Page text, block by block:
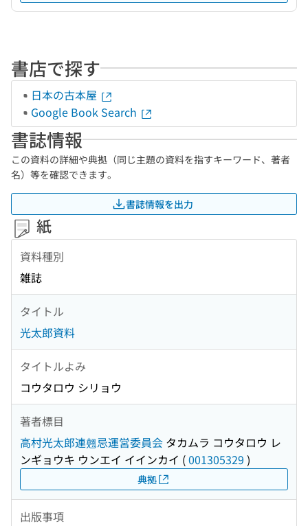
書店で探す
日本の古本屋
Google Book Search
書誌情報
この資料の詳細や典拠（同じ主題の資料を指すキーワード、著者
名）等を確認できます。
書誌情報を出力
紙
資料種別
雑誌
タイトル
光太郎資料
タイトルよみ
コウタロウ シリョウ
著者標目
高村光太郎連翹忌運営委員会 タカムラ コウタロウ レ
ンギョウキ ウンエイ イインカイ (001305329 )
典拠
出版事項